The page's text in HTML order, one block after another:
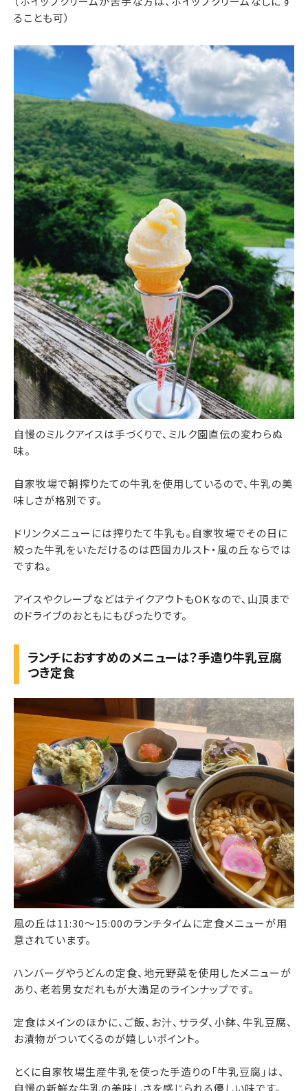
ることも可）
自慢のミルクアイスは手づくりで、ミルク園直伝の変わらぬ
味。
自家牧場で朝搾りたての牛乳を使用しているので、牛乳の美
味しさが格別です。
ドリンクメニューには搾りたて牛乳も。自家牧場でその日に
絞った牛乳をいただけるのは四国カルスト・風の丘ならでは
ですね。
アイスやクレープなどはテイクアウトもOKなので、山頂まで
のドライブのおともにもぴったりです。
ランチにおすすめのメニューは？手造り牛乳豆腐
つき定食
風の丘は11:30〜15:00のランチタイムに定食メニューが用
意されています。
ハンバーグやうどんの定食、地元野菜を使用したメニューが
あり、老若男女だれもが大満足のラインナップです。
定食はメインのほかに、ご飯、お汁、サラダ、小鉢、牛乳豆腐、
お漬物がついてくるのが嬉しいポイント。
とくに自家牧場生産牛乳を使った手造りの「牛乳豆腐」は、
自慢の新鮮な牛乳の美味しさを感じられる優しい味です。